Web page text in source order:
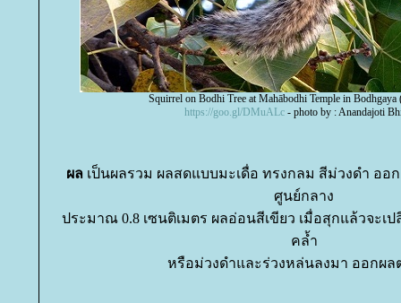
Squirrel on Bodhi Tree at Mahābodhi Temple in Bodhgaya
https://goo.gl/DMuALc- photo by : Anandajoti
ผล เป็นผลรวม ผลสดแบบมะเดื่อ ทรงกลม สีม่วงดำ ออ
ศูนย์กลาง
ประมาณ 0.8 เซนติเมตร ผลอ่อนสีเขียว เมื่อสุกแล้วจะเ
คล้ำ
หรือม่วงดำและร่วงหล่นลงมา ออกผล